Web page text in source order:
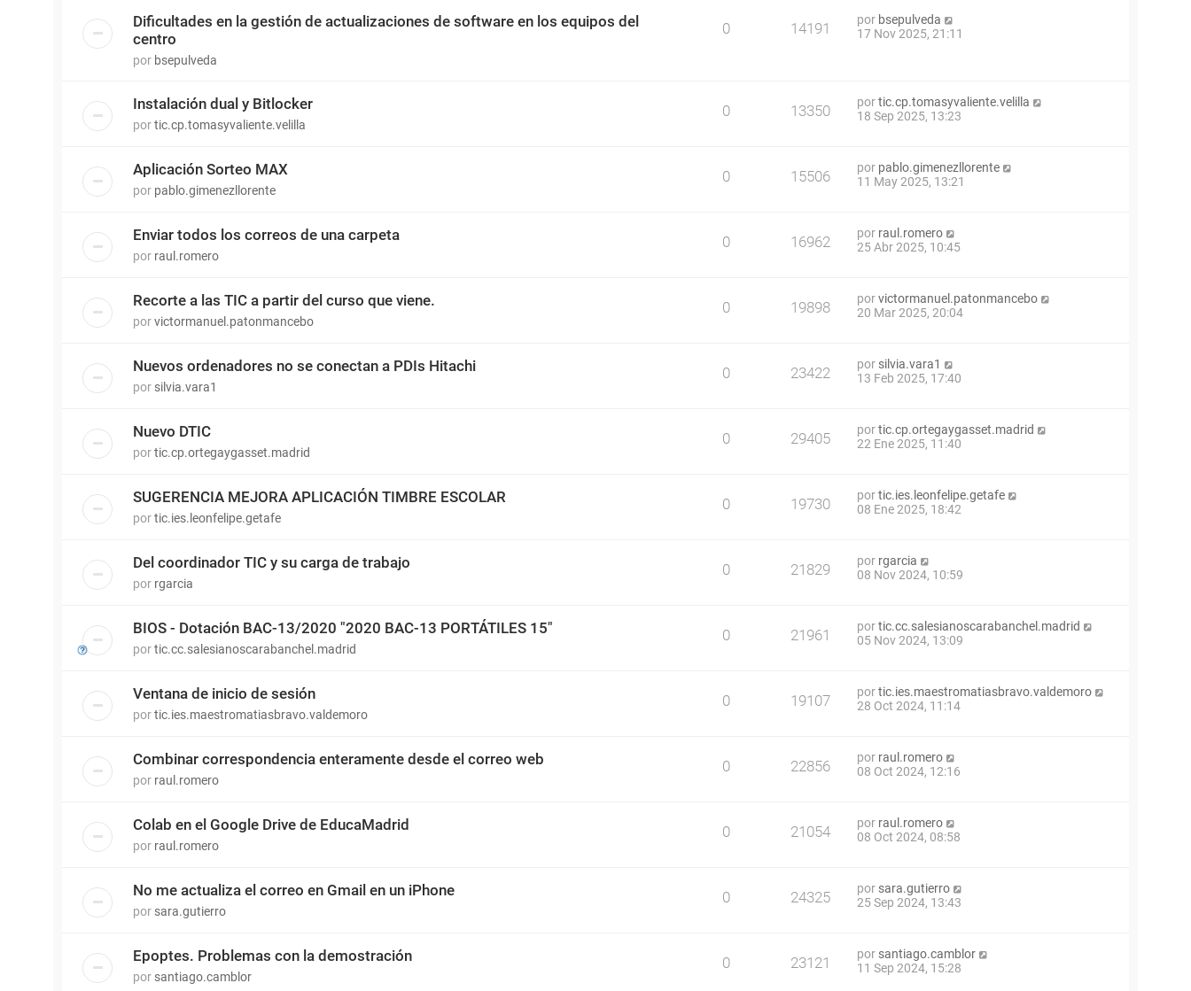
Dificultades en la gestión de actualizaciones de software en los equipos del
centro
por bsepulveda
0 14191 por bsepulveda
17 Nov 2025, 21:11
Instalación dual y Bitlocker
portic.cp.tomasyvaliente.velilla
0 13350 portic.cp.tomasyvaliente.velilla
18 Sep 2025, 13:23
Aplicación Sorteo MAX
por pablo.gimenezllorente
0 15506 por pablo.gimenezllorente
11 May 2025, 13:21
Enviar todos los correos de una carpeta
por raul.romero
0 16962 por raul.romero
25 Abr 2025, 10:45
Recorte a las TIC a partir del curso que viene.
porvictormanuel.patonmancebo
0 19898 porvictormanuel.patonmancebo
20 Mar 2025, 20:04
Nuevos ordenadores no se conectan a PDIs Hitachi
por silvia.vara1
0 23422 por silvia.vara1
13 Feb 2025, 17:40
Nuevo DTIC
portic.cp.ortegaygasset.madrid
0 29405 portic.cp.ortegaygasset.madrid
22 Ene 2025, 11:40
SUGERENCIA MEJORA APLICACIÓN TIMBRE ESCOLAR
portic.ies.leonfelipe.getafe
0 19730 portic.ies.leonfelipe.getafe
08 Ene 2025, 18:42
Del coordinador TIC y su carga de trabajo
por rgarcia
0 21829 por rgarcia
08 Nov 2024, 10:59
BIOS - Dotación BAC-13/2020 "2020 BAC-13 PORTÁTILES 15"
portic.cc.salesianoscarabanchel.madrid
0 21961 portic.cc.salesianoscarabanchel.madrid
05 Nov 2024, 13:09
Ventana de inicio de sesión
portic.ies.maestromatiasbravo.valdemoro
0 19107 portic.ies.maestromatiasbravo.valdemoro
28 Oct 2024, 11:14
Combinar correspondencia enteramente desde el correo web
por raul.romero
0 22856 por raul.romero
08 Oct 2024, 12:16
Colab en el Google Drive de EducaMadrid
por raul.romero
0 21054 por raul.romero
08 Oct 2024, 08:58
No me actualiza el correo en Gmail en un iPhone
por sara.gutierro
0 24325 por sara.gutierro
25 Sep 2024, 13:43
Epoptes. Problemas con la demostración
por santiago.camblor
0 23121 por santiago.camblor
11 Sep 2024, 15:28